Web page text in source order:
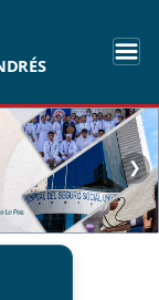
❯